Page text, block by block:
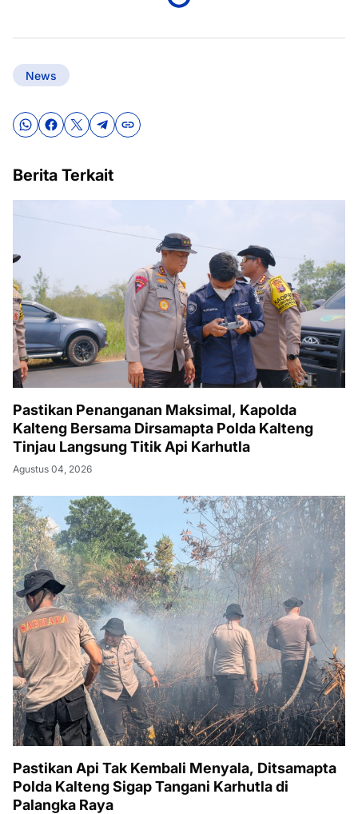
News
Berita Terkait
Pastikan Penanganan Maksimal, Kapolda
Kalteng Bersama Dirsamapta Polda Kalteng
Tinjau Langsung Titik Api Karhutla
Agustus 04, 2026
Pastikan Api Tak Kembali Menyala, Ditsamapta
Polda Kalteng Sigap Tangani Karhutla di
Palangka Raya